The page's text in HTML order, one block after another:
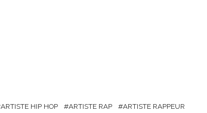
ARTISTE HIP HOP ARTISTE RAP
ARTISTE RAPPEUR